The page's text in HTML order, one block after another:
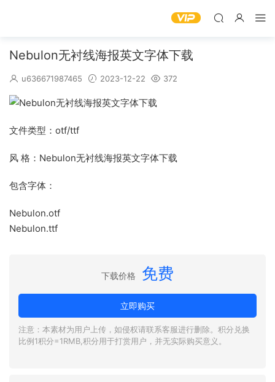
Nebulon无衬线海报英文字体下载
u636671987465 2023-12-22 372
文件类型：otf/ttf
风 格：Nebulon无衬线海报英文字体下载
包含字体：
Nebulon.otf
Nebulon.ttf
下载价格 免费
立即购买
注意：本素材为用户上传，如侵权请联系客服进行删除。积分兑换
比例1积分=1RMB,积分用于打赏用户，并无实际购买意义。